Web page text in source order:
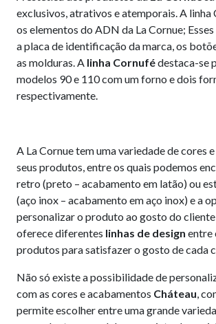
exclusivos, atrativos e atemporais. A linha
os elementos do ADN da La Cornue;
a placa de identificação da marca, os
as molduras. A linha Cornufédestaca-se
modelos 90 e 110 com um forno e dois
respectivamente.
A La Cornue tem uma variedade de cores
seus produtos, entre os quais podemos
retro (preto – acabamento em latão) ou
(aço inox – acabamento em aço inox) e a
personalizar o produto ao gosto do cliente
oferece diferentes linhas de design entre
produtos para satisfazer o gosto de cada
Não só existe a possibilidade de
com as cores e acabamentos Cháteau,
permite escolher entre uma grande